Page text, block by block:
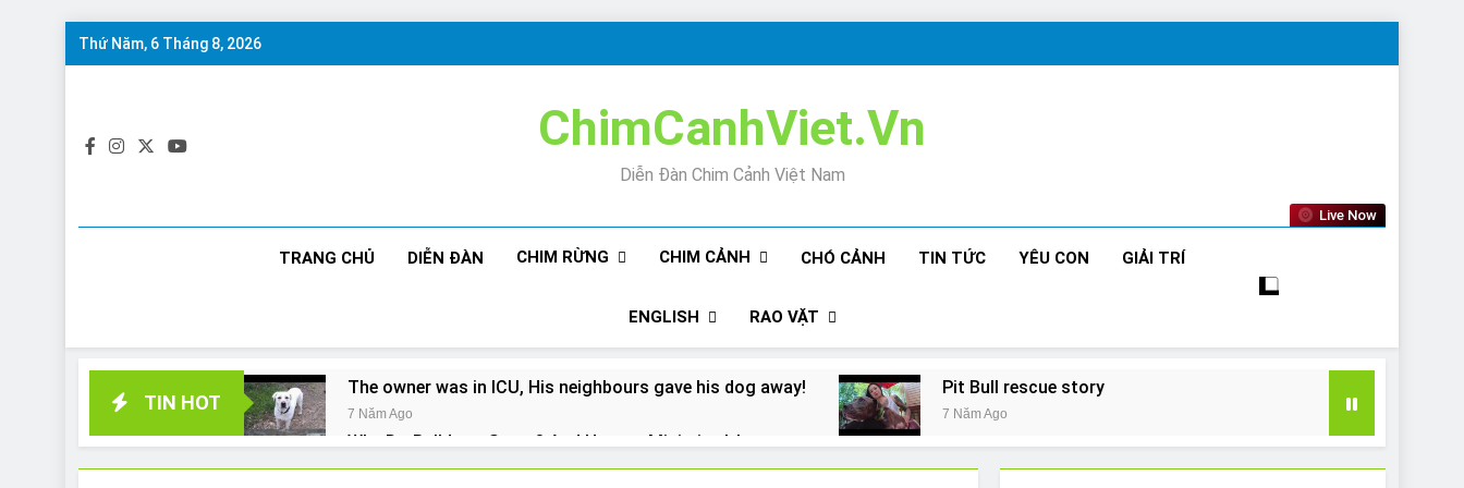
Skip
Thứ Năm, 6 Tháng 8, 2026
ChimCanhViet.Vn
Diễn Đàn Chim Cảnh Việt Nam
Live Now
TRANG CHỦ DIỄN ĐÀN CHIM RỪNG CHIM CẢNH CHÓ CẢNH TIN TỨC YÊU CON GIẢI TRÍ
ENGLISH RAO VẶT
TIN HOT
The owner was in ICU, His neighbours gave his dog away!
7 Năm Ago
Pit Bull rescue story
7 Năm Ago
Why Do Bulldogs Snore? And How to Minimize It!
7 Năm Ago